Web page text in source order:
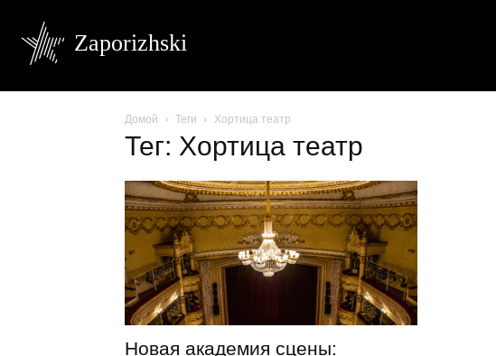
Zaporizhski
Домой Теги Хортица театр
Тег: Хортица театр
Новая академия сцены: